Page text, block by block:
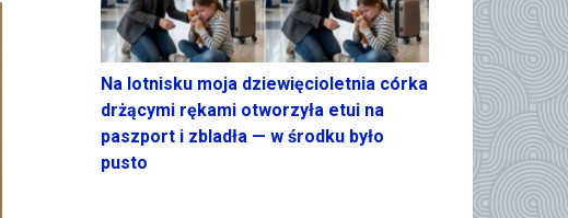
Na lotnisku moja dziewięcioletnia córka
drżącymi rękami otworzyła etui na
paszport i zbladła — w środku było
pusto